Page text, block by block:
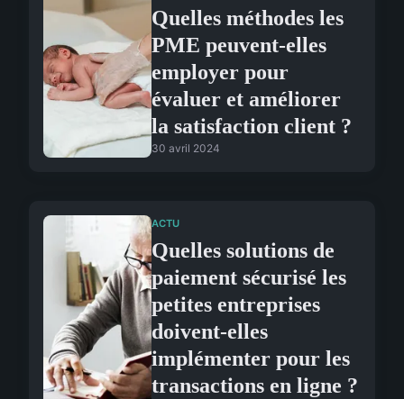
Quelles méthodes les
PME peuvent-elles
employer pour
évaluer et améliorer
la satisfaction client ?
30 avril 2024
ACTU
Quelles solutions de
paiement sécurisé les
petites entreprises
doivent-elles
implémenter pour les
transactions en ligne ?